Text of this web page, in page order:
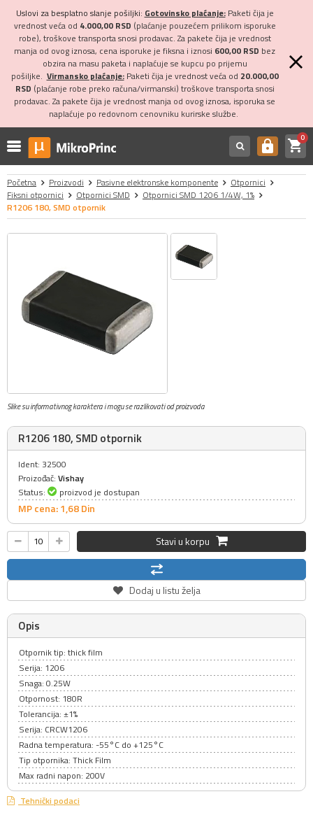
Uslovi za besplatno slanje pošiljki: Gotovinsko plaćanje:Paketi čija je
vrednost veća od 4.000,00 RSD (plaćanje pouzećem prilikom isporuke
robe), troškove transporta snosi prodavac. Za pakete čija je vrednost
manja od ovog iznosa, cena isporuke je fiksna i iznosi 600,00 RSD bez
obzira na masu paketa i naplaćuje se kupcu po prijemu
pošiljke. Virmansko plaćanje:Paketi čija je vrednost veća od 20.000,00
RSD (plaćanje robe preko računa/virmanski) troškove transporta snosi
prodavac. Za pakete čija je vrednost manja od ovog iznosa, isporuka se
naplaćuje po redovnom cenovniku kurirske službe.
https shopping_cart0
Početna Proizvodi Pasivne elektronske komponente
Otpornici
Fiksni otpornici
Otpornici SMD
Otpornici SMD 1206 1/4W, 1%
R1206 180, SMD otpornik
Slike su informativnog karaktera i mogu se razlikovati od proizvoda
R1206 180, SMD otpornik
Ident: 32500
Proizođač: Vishay
Status:
proizvod je dostupan
MP cena: 1,68Din
Stavi u korpu
Dodaj u listu želja
Opis
Otpornik tip: thick film
Serija: 1206
Snaga: 0.25W
Otpornost: 180R
Tolerancija: ±1%
Serija: CRCW1206
Radna temperatura: -55°C do +125°C
Tip otpornika: Thick Film
Max radni napon: 200V
Tehnički podaci